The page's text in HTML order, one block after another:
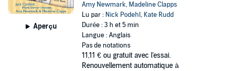
Aperçu
Amy Newmark, Madeline Clapps
Lu par : Nick Podehl, Kate Rudd
Durée : 3 h et 5 min
Langue : Anglais
Pas de notations
11,11 € ou gratuit avec l'essai.
Renouvellement automatique à